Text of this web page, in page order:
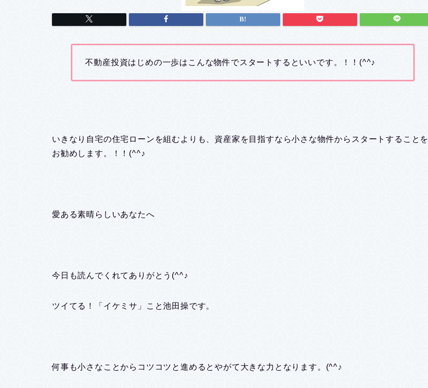
不動産投資はじめの一歩はこんな物件でスタートするといいです。！！(^^♪
いきなり自宅の住宅ローンを組むよりも、資産家を目指すなら小さな物件からスタートすることを
お勧めします。！！(^^♪
愛ある素晴らしいあなたへ
今日も読んでくれてありがとう(^^♪
ツイてる！「イケミサ」こと池田操です。
何事も小さなことからコツコツと進めるとやがて大きな力となります。(^^♪